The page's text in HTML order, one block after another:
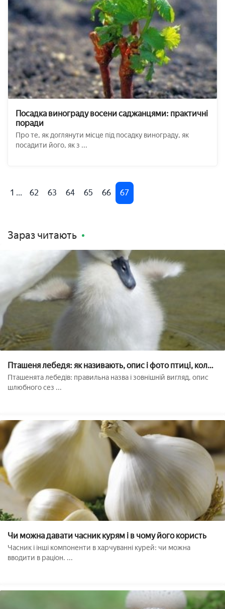
Посадка винограду восени саджанцями: практичні
поради
Про те, як доглянути місце під посадку винограду, як
посадити його, як з ...
1 ... 62 63 64 65 66 67
Зараз читають
Пташеня лебедя: як називають, опис і фото птиці, коли
виводять і як вирощують маленьких лебедів
Пташенята лебедів: правильна назва і зовнішній вигляд, опис
шлюбного сез ...
Чи можна давати часник курям і в чому його користь
Часник і інші компоненти в харчуванні курей: чи можна
вводити в раціон. ...